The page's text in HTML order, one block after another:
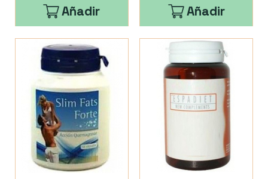
Añadir
Añadir